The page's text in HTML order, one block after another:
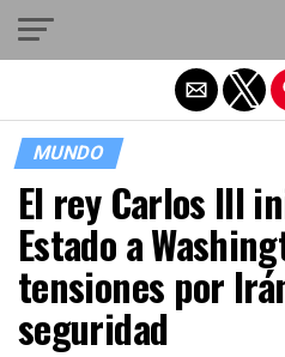
MUNDO
El rey Carlos III
Estado a
tensiones por
seguridad